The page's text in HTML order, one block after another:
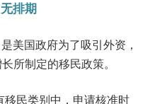
排期
美国政府为了吸引外资，
所制定的移民政策。
移民类别中，申请核准时